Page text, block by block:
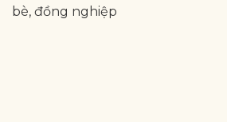
bè, đồng nghiệp